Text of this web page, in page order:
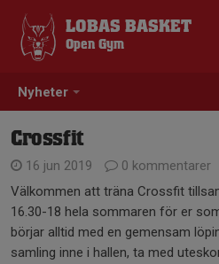
Nyheter
LOBAS BASKET
Open Gym
Crossfit
16 jun 2019
0 kommentarer
Välkommen att träna Crossfit
16.30-18 hela sommaren för er
börjar alltid med en gemensam
samling inne i hallen, ta med